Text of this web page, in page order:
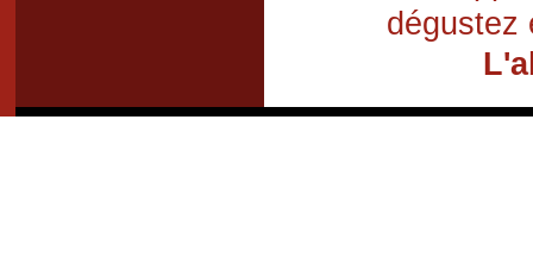
dégustez